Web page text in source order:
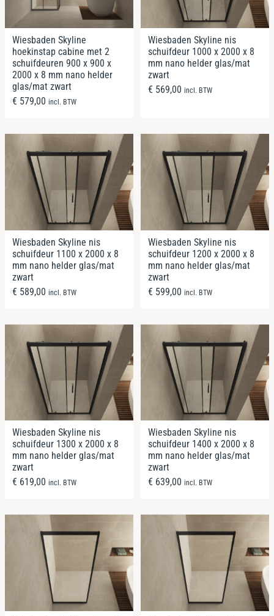
Wiesbaden Skyline
hoekinstap cabine met 2
schuifdeuren 900 x 900 x
2000 x 8 mm nano helder
glas/mat zwart
€ 579,00 incl. BTW
Wiesbaden Skyline nis
schuifdeur 1000 x 2000 x 8
mm nano helder glas/mat
zwart
€ 569,00 incl. BTW
Wiesbaden Skyline nis
schuifdeur 1100 x 2000 x 8
mm nano helder glas/mat
zwart
€ 589,00 incl. BTW
Wiesbaden Skyline nis
schuifdeur 1200 x 2000 x 8
mm nano helder glas/mat
zwart
€ 599,00 incl. BTW
Wiesbaden Skyline nis
schuifdeur 1300 x 2000 x 8
mm nano helder glas/mat
zwart
€ 619,00 incl. BTW
Wiesbaden Skyline nis
schuifdeur 1400 x 2000 x 8
mm nano helder glas/mat
zwart
€ 639,00 incl. BTW